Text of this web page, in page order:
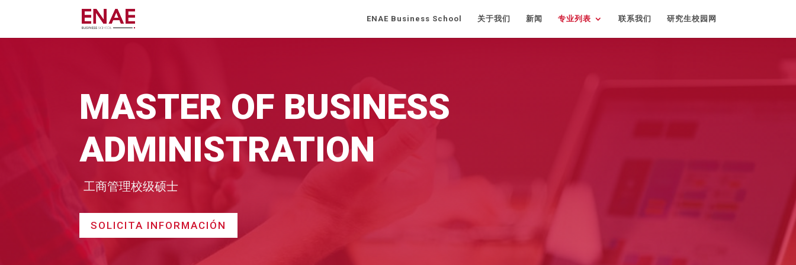
ENAE Business School 关于我们 新闻 专业列表 联系我们 研究生校园网
MASTER OF BUSINESS
ADMINISTRATION
工商管理校级硕士
SOLICITA INFORMACIÓN